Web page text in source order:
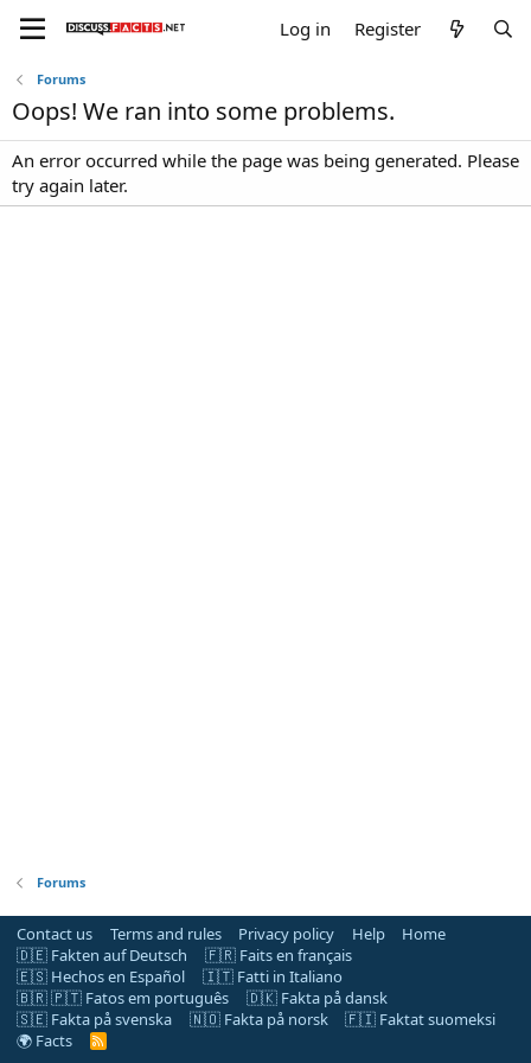
Log in Register
Forums
Oops! We ran into some problems.
An error occurred while the page was being generated. Please
try again later.
Forums
Contact us Terms and rules Privacy policy Help
Home
🇩🇪 Fakten auf Deutsch
🇫🇷 Faits en français
🇪🇸 Hechos en Español
🇮🇹 Fatti in Italiano
🇧🇷 🇵🇹 Fatos em português
🇩🇰 Fakta på dansk
🇸🇪 Fakta på svenska
🇳🇴 Fakta på norsk
🇫🇮 Faktat suomeksi
🌍 Facts
R